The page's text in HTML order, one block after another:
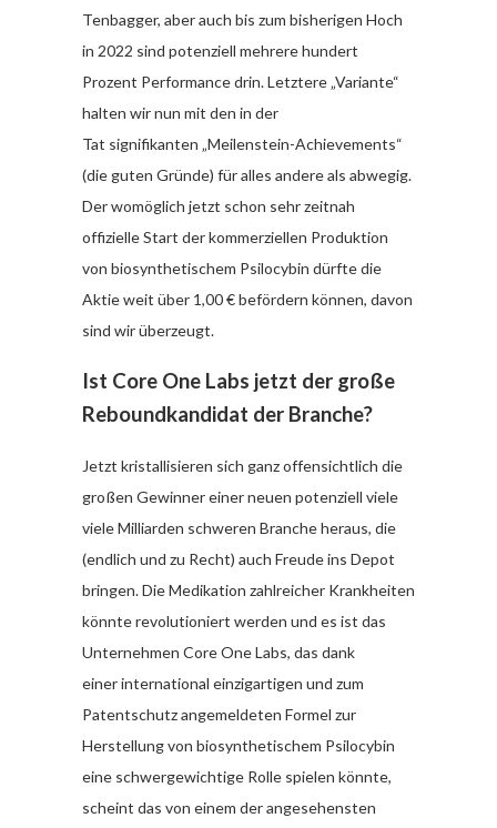
Tenbagger, aber auch bis zum bisherigen Hoch
in 2022 sind potenziell mehrere hundert
Prozent Performance drin. Letztere „Variante“
halten wir nun mit den in der
Tat signifikanten „Meilenstein-Achievements“
(die guten Gründe) für alles andere als abwegig.
Der womöglich jetzt schon sehr zeitnah
offizielle Start der kommerziellen Produktion
von biosynthetischem Psilocybin dürfte die
Aktie weit über 1,00 € befördern können, davon
sind wir überzeugt.
Ist Core One Labs jetzt der große
Reboundkandidat der Branche?
Jetzt kristallisieren sich ganz offensichtlich die
großen Gewinner einer neuen potenziell viele
viele Milliarden schweren Branche heraus, die
(endlich und zu Recht) auch Freude ins Depot
bringen. Die Medikation zahlreicher Krankheiten
könnte revolutioniert werden und es ist das
Unternehmen Core One Labs, das dank
einer international einzigartigen und zum
Patentschutz angemeldeten Formel zur
Herstellung von biosynthetischem Psilocybin
eine schwergewichtige Rolle spielen könnte,
scheint das von einem der angesehensten